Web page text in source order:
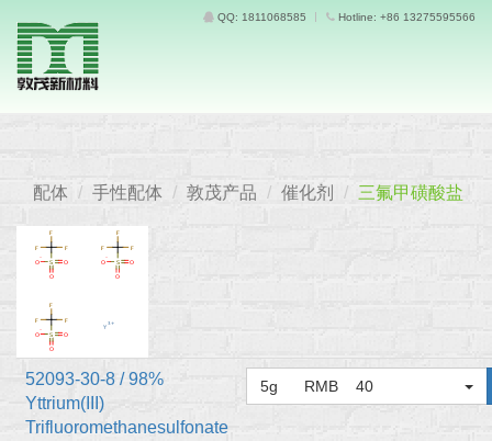
QQ: 1811068585 Hotline: +86 13275595566
配体 手性配体 敦茂产品 催化剂 三氟甲磺酸盐
52093-30-8 / 98%
Yttrium(III)
Trifluoromethanesulfonate
5g RMB 40